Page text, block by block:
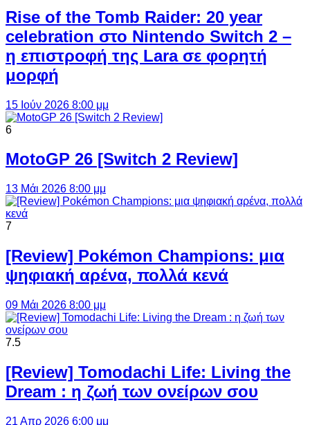
Rise of the Tomb Raider: 20 year
celebration στο Nintendo Switch 2 –
η επιστροφή της Lara σε φορητή
μορφή
15 Ιούν 2026 8:00 μμ
6
MotoGP 26 [Switch 2 Review]
13 Μάι 2026 8:00 μμ
7
[Review] Pokémon Champions: μια
ψηφιακή αρένα, πολλά κενά
09 Μάι 2026 8:00 μμ
7.5
[Review] Tomodachi Life: Living the
Dream : η ζωή των ονείρων σου
21 Απρ 2026 6:00 μμ